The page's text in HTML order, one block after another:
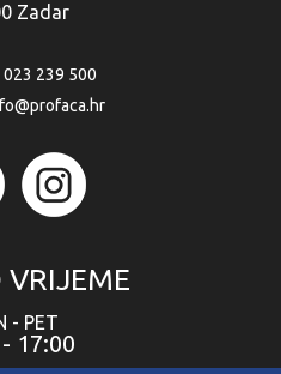
Zadar
023 239 500
- PET
17:00